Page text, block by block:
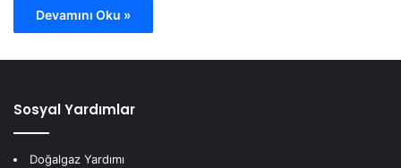
Devamını Oku »
Sosyal Yardımlar
Doğalgaz Yardımı